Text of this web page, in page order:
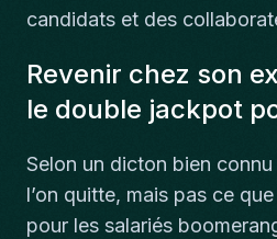
candidats et des
Revenir chez son
le double jackpot
Selon un dicton bien connu
l’on quitte, mais pas ce
pour les salariés